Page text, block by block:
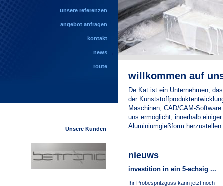
unsere referenzen
angebot anfragen
kontakt
news
route
Unsere Kunden
willkommen auf
De Kat ist ein Unternehmen,
der
Maschinen, CAD/CAM-
uns ermöglicht, innerhalb
Aluminiumgießform
nieuws
investition in ein 5-achsig ...
Ihr Probespritzguss kann jetzt noch